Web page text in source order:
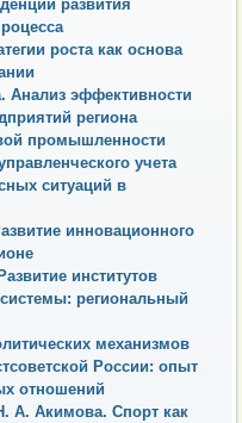
развития
роста как основа
Анализ эффективности
региона
промышленности
учета
ситуаций в
инновационного
институтов
региональный
механизмов
России: опыт
отношений
А. Акимова. Спорт как